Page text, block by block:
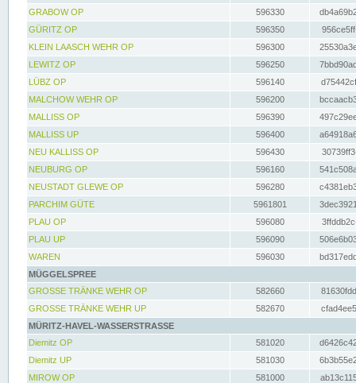
GRABOW OP
596330
GÜRITZ OP
596350
KLEIN LAASCH WEHR OP
596300
LEWITZ OP
596250
LÜBZ OP
596140
MALCHOW WEHR OP
596200
MALLISS OP
596390
MALLISS UP
596400
NEU KALLISS OP
596430
NEUBURG OP
596160
NEUSTADT GLEWE OP
596280
PARCHIM GÜTE
5961801
PLAU OP
596080
PLAU UP
596090
WAREN
596030
MÜGGELSPREE
GROSSE TRÄNKE WEHR OP
582660
GROSSE TRÄNKE WEHR UP
582670
MÜRITZ-HAVEL-WASSERSTRASSE
Diemitz OP
581020
Diemitz UP
581030
MIROW OP
581000